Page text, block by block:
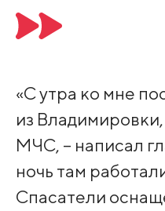
«С утра ко мне
из
МЧС, – написал
ночь там
Спасатели